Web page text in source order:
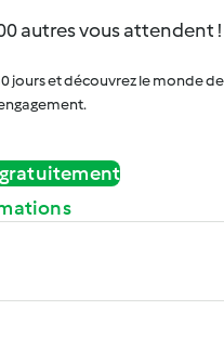
autres vous attendent !
jours et découvrez le monde de